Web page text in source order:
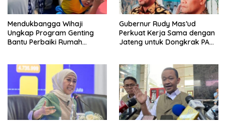
Mendukbangga Wihaji
Ungkap Program Genting
Bantu Perbaiki Rumah
Gubernur Rudy Mas’ud
Perkuat Kerja Sama dengan
Jateng untuk Dongkrak PAD